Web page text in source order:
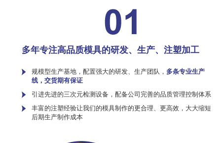
多年专注高品质模具的研发、生产、注塑加工
规模型生产基地，配置强大的研发、生产团队， 多条专业生产
线，交货期有保证
引进先进的三次元检测设备，配备公司完善的品质管理控制体系
丰富的注塑经验让我们的模具制作的更合理、更高效，大大缩短
后期生产制作成本